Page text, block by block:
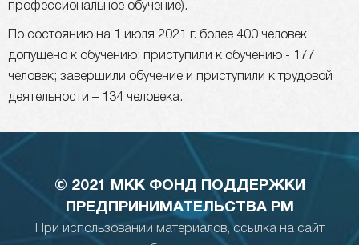
профессиональное обучение).
По состоянию на 1 июля 2021 г. более 400 человек
допущено к обучению; приступили к обучению - 177
человек; завершили обучение и приступили к трудовой
деятельности – 134 человека.
© 2021 МКК ФОНД ПОДДЕРЖКИ
ПРЕДПРИНИМАТЕЛЬСТВА РМ
При использовании материалов, ссылка на сайт